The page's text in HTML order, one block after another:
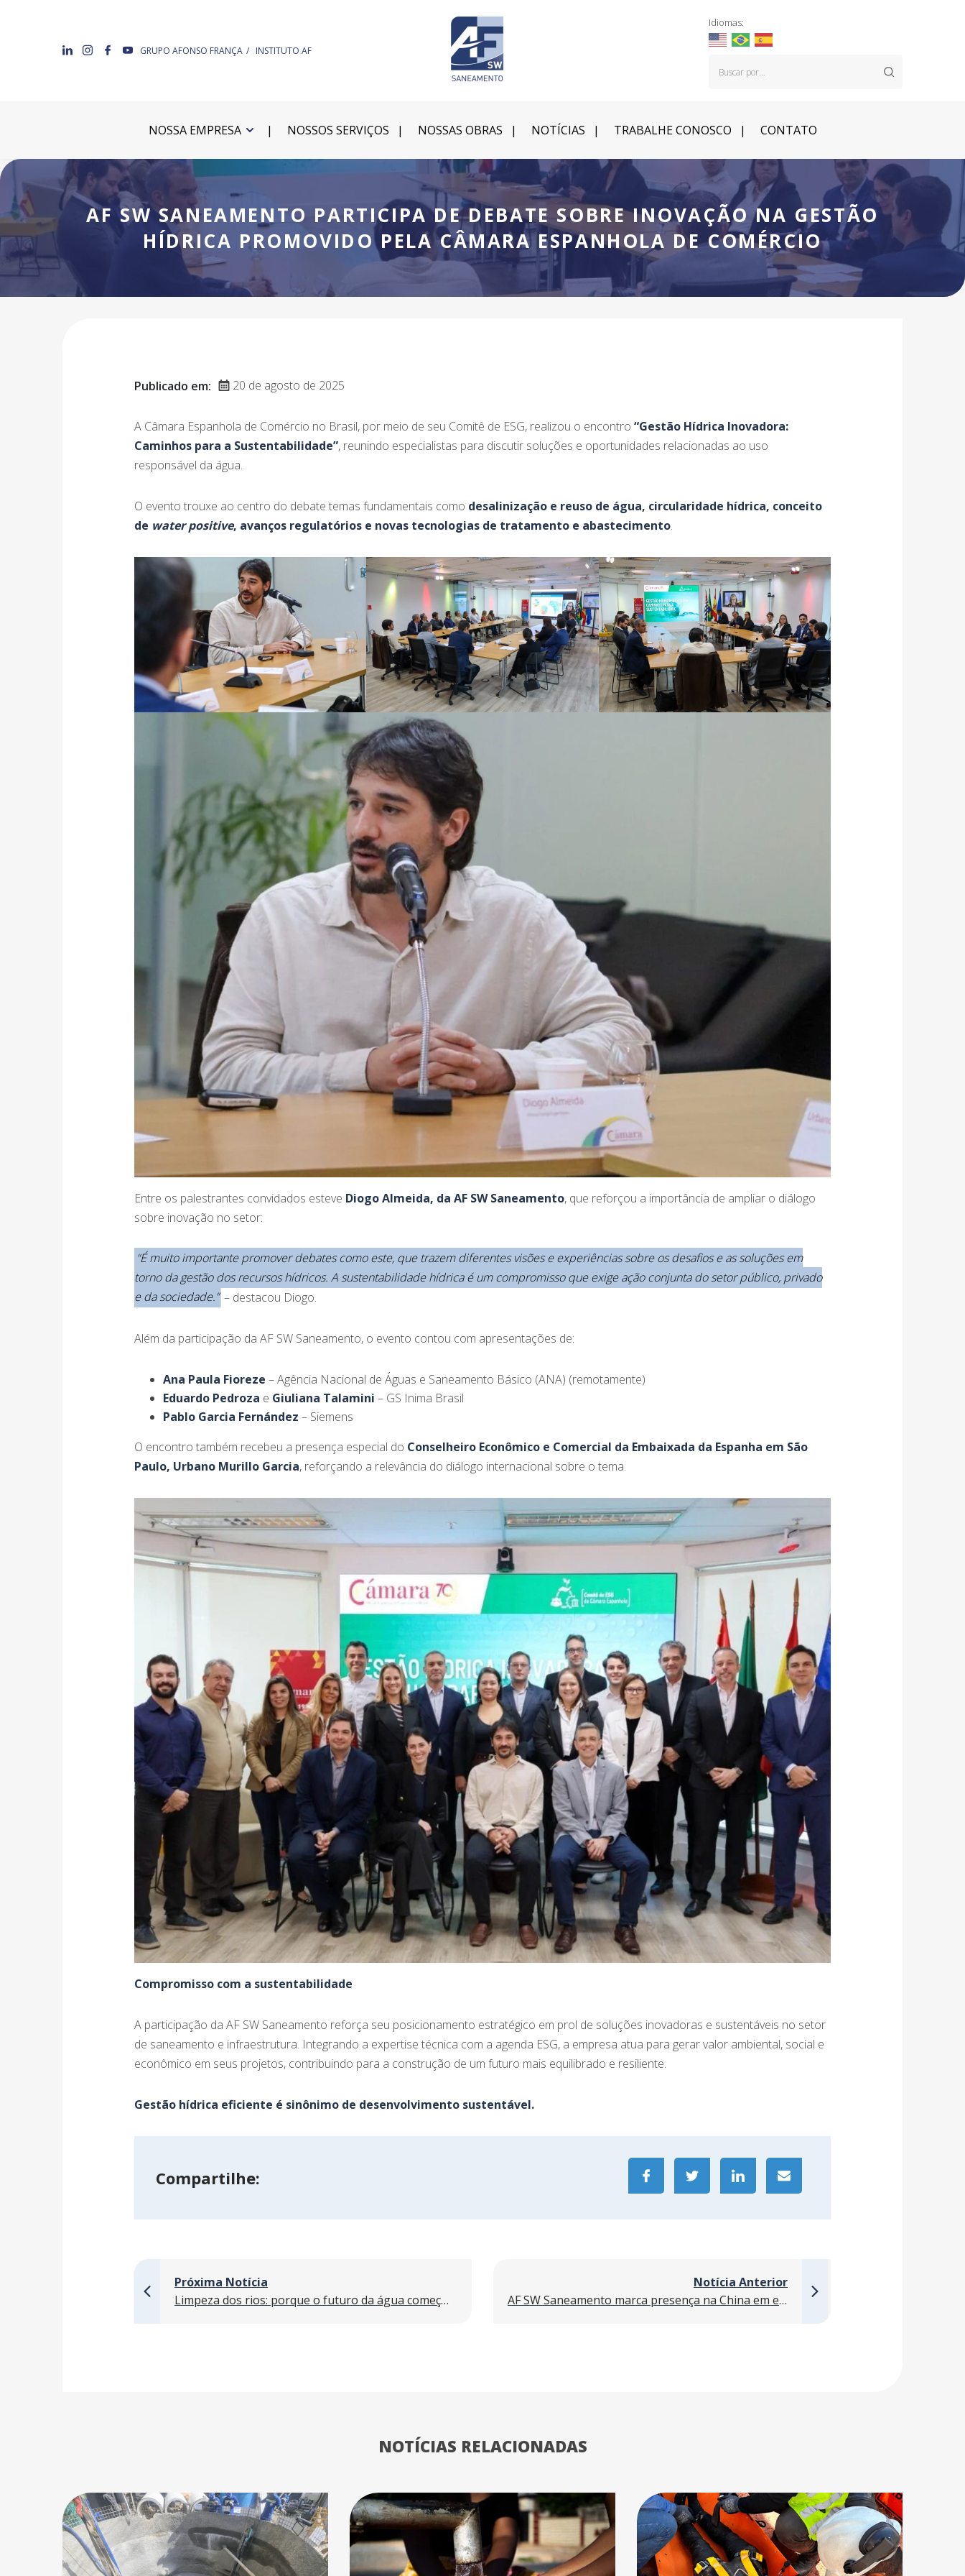
GRUPO AFONSO FRANÇA INSTITUTO AF
Idiomas:
NOSSA EMPRESA NOSSOS SERVIÇOS NOSSAS OBRAS NOTÍCIAS TRABALHE CONOSCO CONTATO
AF SW SANEAMENTO PARTICIPA DE DEBATE SOBRE INOVAÇÃO NA GESTÃO
HÍDRICA PROMOVIDO PELA CÂMARA ESPANHOLA DE COMÉRCIO
Publicado em: 20 de agosto de 2025
A Câmara Espanhola de Comércio no Brasil, por meio de seu Comitê de ESG, realizou o encontro “Gestão Hídrica Inovadora:
Caminhos para a Sustentabilidade”, reunindo especialistas para discutir soluções e oportunidades relacionadas ao uso
responsável da água.
O evento trouxe ao centro do debate temas fundamentais como desalinização e reuso de água, circularidade hídrica, conceito
de water positive, avanços regulatórios e novas tecnologias de tratamento e abastecimento.
Entre os palestrantes convidados esteve Diogo Almeida, da AF SW Saneamento, que reforçou a importância de ampliar o diálogo
sobre inovação no setor:
“É muito importante promover debates como este, que trazem diferentes visões e experiências sobre os desafios e as soluções em
torno da gestão dos recursos hídricos. A sustentabilidade hídrica é um compromisso que exige ação conjunta do setor público, privado
e da sociedade.” – destacou Diogo.
Além da participação da AF SW Saneamento, o evento contou com apresentações de:
Ana Paula Fioreze – Agência Nacional de Águas e Saneamento Básico (ANA) (remotamente)
Eduardo Pedroza e Giuliana Talamini – GS Inima Brasil
Pablo Garcia Fernández – Siemens
O encontro também recebeu a presença especial do Conselheiro Econômico e Comercial da Embaixada da Espanha em São
Paulo, Urbano Murillo Garcia, reforçando a relevância do diálogo internacional sobre o tema.
Compromisso com a sustentabilidade
A participação da AF SW Saneamento reforça seu posicionamento estratégico em prol de soluções inovadoras e sustentáveis no setor
de saneamento e infraestrutura. Integrando a expertise técnica com a agenda ESG, a empresa atua para gerar valor ambiental, social e
econômico em seus projetos, contribuindo para a construção de um futuro mais equilibrado e resiliente.
Gestão hídrica eficiente é sinônimo de desenvolvimento sustentável.
Compartilhe:
Próxima Notícia
Limpeza dos rios: porque o futuro da água começa agora
Notícia Anterior
AF SW Saneamento marca presença na China em evento global da indústria de máquinas de construção
NOTÍCIAS RELACIONADAS